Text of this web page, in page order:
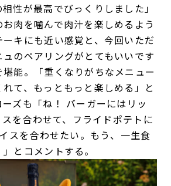
性が最高でびっくりしました」
肉を噛んで肉汁を楽しめるよう
キにも近い感覚と、今回いただ
のペアリングがとてもいいです
能。「重くなりがちなメニュー
て、もっともっと楽しめる」と
ズも「ね！ バーガーにはリッ
を合わせて、フライドポテトに
スを合わせたい。もう、一生食
とコメントする。